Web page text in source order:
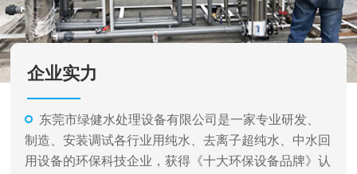
企业实力
东莞市绿健水处理设备有限公司是一家专业研发、
制造、安装调试各行业用纯水、去离子超纯水、中水回
用设备的环保科技企业，获得《十大环保设备品牌》认